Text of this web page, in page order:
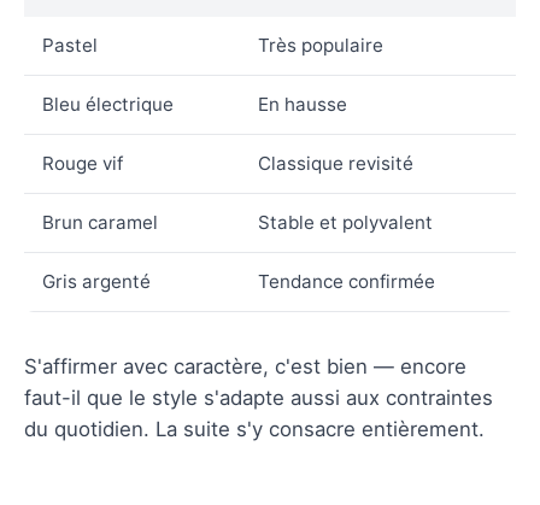
Pastel Très populaire
Bleu électrique En hausse
Rouge vif Classique revisité
Brun caramel Stable et polyvalent
Gris argenté Tendance confirmée
S'affirmer avec caractère, c'est bien — encore
faut-il que le style s'adapte aussi aux contraintes
du quotidien. La suite s'y consacre entièrement.